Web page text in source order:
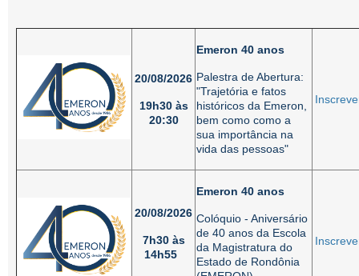
20/08/2026
19h30 às
20:30
Emeron 40 anos
Palestra de Abertura:
"Trajetória e fatos
históricos da Emeron,
bem como como a
sua importância na
vida das pessoas"
20/08/2026
7h30 às
14h55
Emeron 40 anos
Colóquio - Aniversário
de 40 anos da Escola
da Magistratura do
Estado de Rondônia